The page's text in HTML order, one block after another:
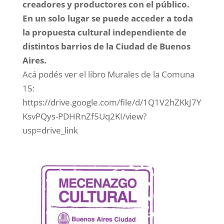
creadores y productores con el público.
En un solo lugar se puede acceder a toda
la propuesta cultural independiente de
distintos barrios de la Ciudad de Buenos
Aires.
Acá podés ver el libro Murales de la Comuna
15:
https://drive.google.com/file/d/1Q1V2hZKkJ7Y
KsvPQys-PDHRnZf5Uq2KI/view?
usp=drive_link